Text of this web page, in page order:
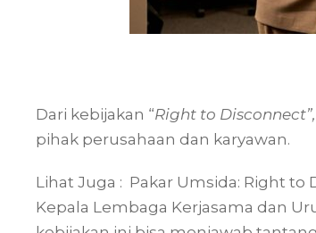
Dari kebijakan “Right to Disconnect”,
pihak perusahaan dan karyawan.
Lihat Juga : Pakar Umsida: Right to
Kepala Lembaga Kerjasama dan